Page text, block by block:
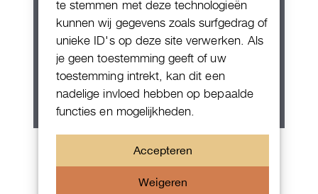
te stemmen met deze technologieën
kunnen wij gegevens zoals surfgedrag of
unieke ID's op deze site verwerken. Als
je geen toestemming geeft of uw
toestemming intrekt, kan dit een
nadelige invloed hebben op bepaalde
functies en mogelijkheden.
Accepteren
Weigeren
Rolex Oyster Perpetual 36